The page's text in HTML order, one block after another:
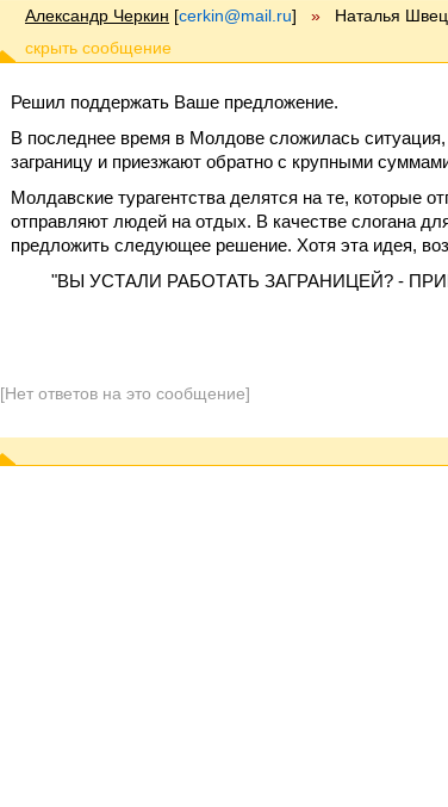
Александр Черкин [cerkin@mail.ru] » Наталья Швец
Решил поддержать Ваше предложение.
В последнее время в Молдове сложилась ситуация,
заграницу и приезжают обратно с крупными
Молдавские турагентства делятся на те, которые
отправляют людей на отдых. В качестве слогана
предложить следующее решение. Хотя эта идея,
"ВЫ УСТАЛИ РАБОТАТЬ ЗАГРАНИЦЕЙ? -
[Нет ответов на это сообщение]